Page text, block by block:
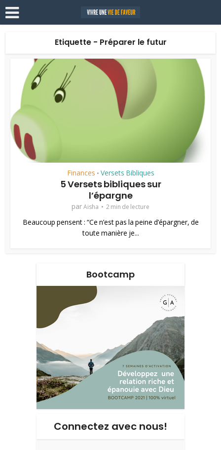
Etiquette - Préparer le futur
Finances • Versets Bibliques
5 Versets bibliques sur
l’épargne
parAisha 2 min de lecture
Beaucoup pensent : “Ce n’est pas la peine d’épargner, de
toute manière je...
Bootcamp
Connectez avec nous!